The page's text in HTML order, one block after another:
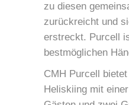
zu diesen
zurückreicht und
erstreckt. Purcell
bestmöglichen
CMH Purcell
Heliskiing mit